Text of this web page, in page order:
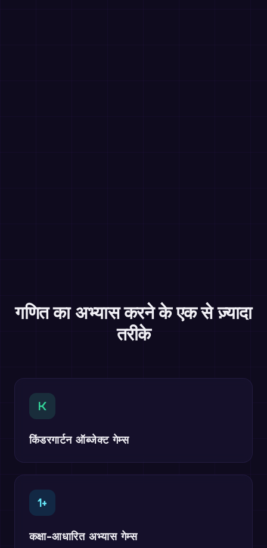
गणित का अभ्यास करने के एक से ज़्यादा
तरीके
K
किंडरगार्टन ऑब्जेक्ट गेम्स
1+
कक्षा-आधारित अभ्यास गेम्स